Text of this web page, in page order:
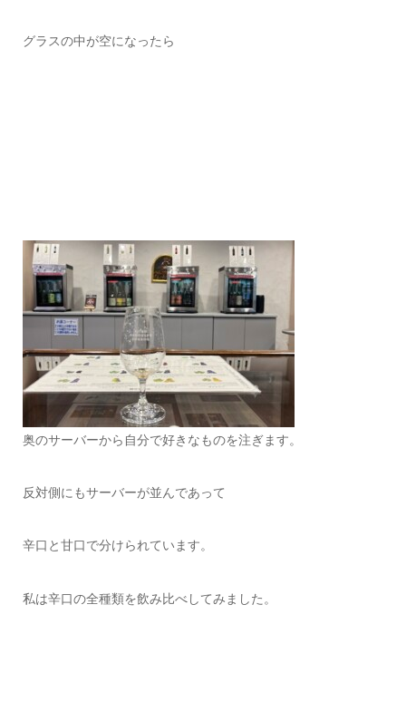
グラスの中が空になったら
奥のサーバーから自分で好きなものを注ぎます。
反対側にもサーバーが並んであって
辛口と甘口で分けられています。
私は辛口の全種類を飲み比べしてみました。